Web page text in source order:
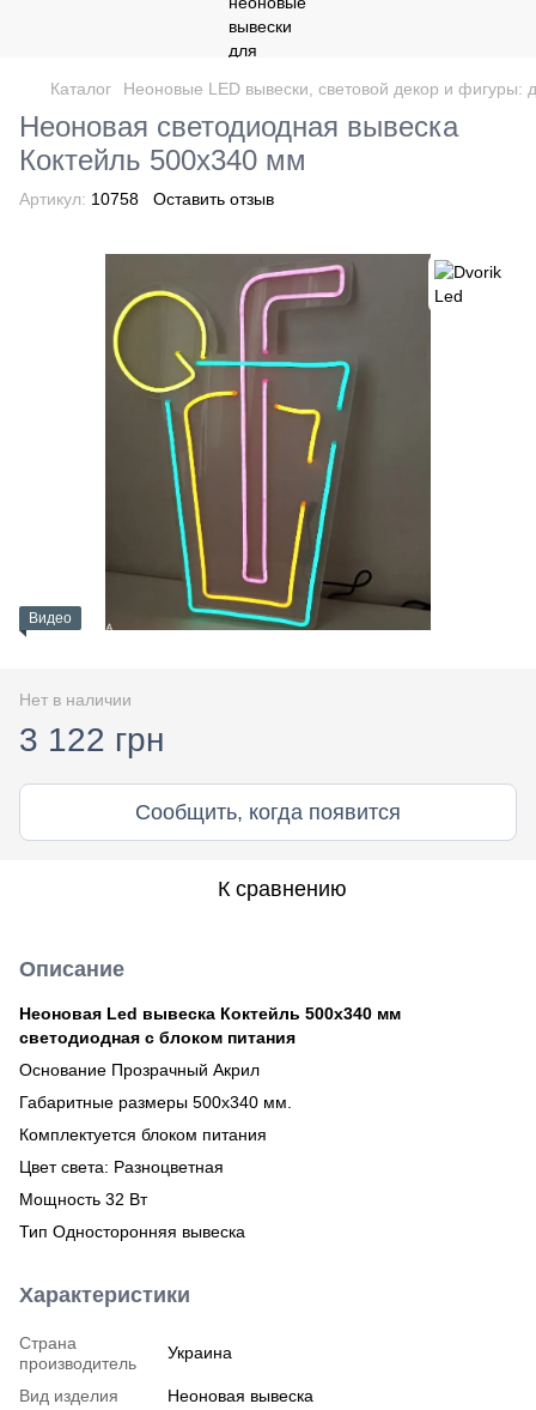
Каталог Неоновые LED вывески, световой декор и фигуры:
Неоновая светодиодная вывеска
Коктейль 500х340 мм
Артикул: 10758 Оставить отзыв
Видео
Нет в наличии
3 122 грн
Сообщить, когда появится
К сравнению
Описание
Неоновая Led вывеска Коктейль 500х340 мм
светодиодная с блоком питания
Основание Прозрачный Акрил
Габаритные размеры 500х340 мм.
Комплектуется блоком питания
Цвет света: Разноцветная
Мощность 32 Вт
Тип Односторонняя вывеска
Характеристики
Страна
производитель
Украина
Вид изделия
Неоновая вывеска